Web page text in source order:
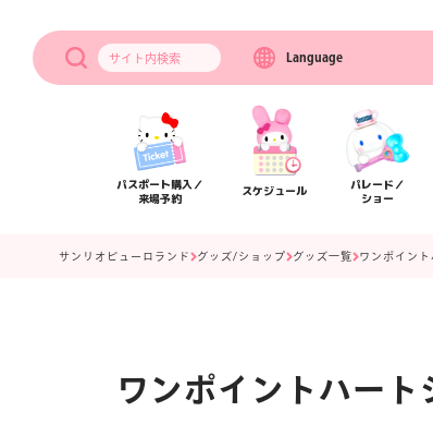
サイト内検索 Language
パスポート購入／
来場予約
スケジュール
パレード／
ショー
サンリオピューロランド グッズ/ショップ グッズ一覧 ワンポイン
ワンポイントハー